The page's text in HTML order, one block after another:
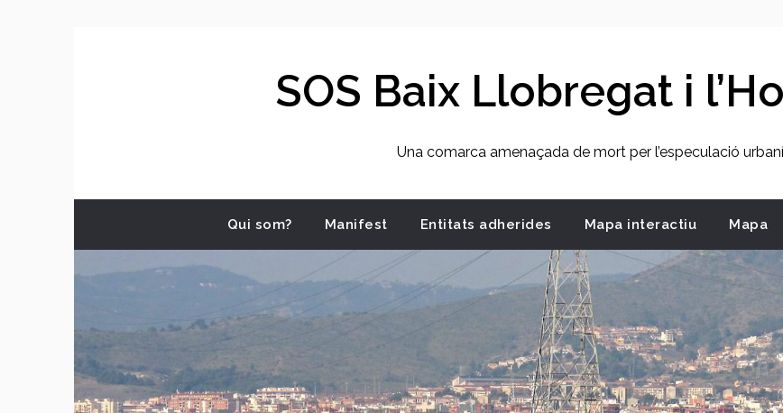
SOS Baix Llobregat i
Una comarca amenaçada de mort per l’especulació
Qui som? Manifest Entitats adherides Mapa interactiu Mapa